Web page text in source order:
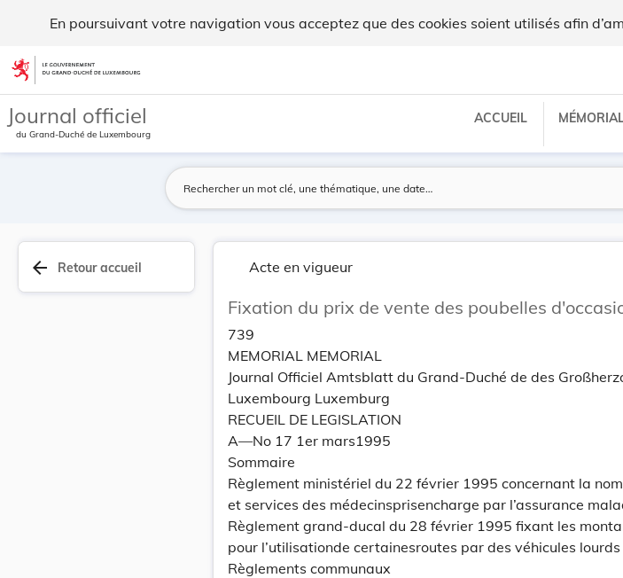
En poursuivant votre navigation vous acceptez que des cookies soient utilisés afin
Aller au contenu
Journal officiel
du Grand-Duché de Luxembourg
ACCUEIL
arrow_back Retour accueil Acte en vigueur
Fixation du prix de vente des poubelles
739
MEMORIAL MEMORIAL
Journal Officiel Amtsblatt du Grand-Duché de des
Luxembourg Luxemburg
RECUEIL DE LEGISLATION
A—No 17 1er mars1995
Sommaire
Règlement ministériel du 22 février 1995 concernant la
et services des médecinsprisencharge par l’assurance
Règlement grand-ducal du 28 février 1995 fixant les
pour l’utilisationde certainesroutes par des véhicules lourds
Règlements communaux